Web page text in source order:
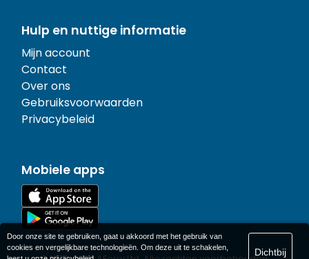
Hulp en nuttige informatie
Mijn account
Contact
Over ons
Gebruiksvoorwaarden
Privacybeleid
Mobiele apps
Door onze site te gebruiken, gaat u akkoord met het gebruik van
cookies en vergelijkbare technologieën. Om deze uit te schakelen,
Dichtbij